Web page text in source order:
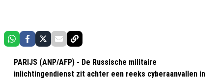
PARIJS (ANP/AFP) - De Russische militaire
inlichtingendienst zit achter een reeks cyberaanvallen in